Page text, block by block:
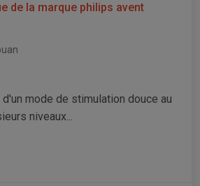
de la marque philips avent
mode de stimulation douce au
niveaux...